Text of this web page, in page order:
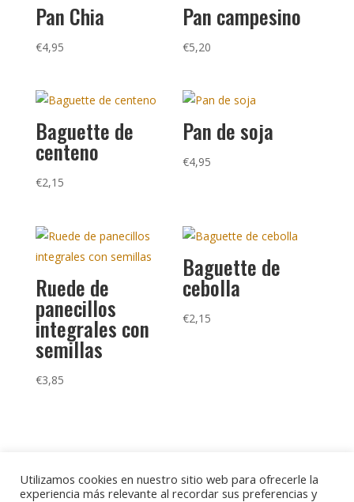
Pan Chia
€4,95
Pan campesino
€5,20
Baguette de
centeno
€2,15
Pan de soja
€4,95
Ruede de
panecillos
integrales con
semillas
€3,85
Baguette de
cebolla
€2,15
Utilizamos cookies en nuestro sitio web para ofrecerle la
experiencia más relevante al recordar sus preferencias y